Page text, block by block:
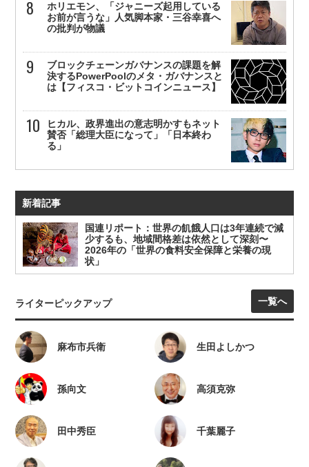
ホリエモン、「ジャニーズ起用している
お前が言うな」人気脚本家・三谷幸喜へ
の批判が物議
ブロックチェーンガバナンスの課題を解
決するPowerPoolのメタ・ガバナンスと
は【フィスコ・ビットコインニュース】
ヒカル、政界進出の意志明かすもネット
賛否「総理大臣になって」「日本終わ
る」
新着記事
国連リポート：世界の飢餓人口は3年連続で減
少するも、地域間格差は依然として深刻〜
2026年の「世界の食料安全保障と栄養の現
状」
ライターピックアップ 一覧へ
麻布市兵衛 生田よしかつ
孫向文 高須克弥
田中秀臣 千葉麗子